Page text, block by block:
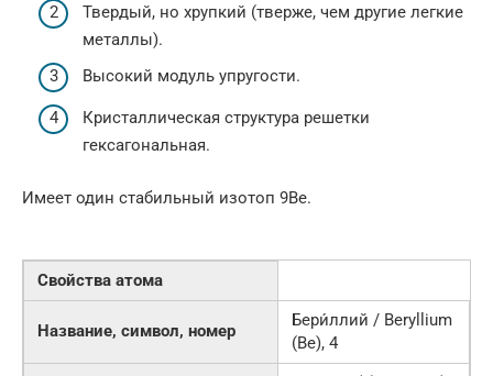
Твердый, но хрупкий (тверже, чем другие легкие
металлы).
Высокий модуль упругости.
Кристаллическая структура решетки
гексагональная.
Имеет один стабильный изотоп 9Be.
Свойства атома
Название, символ, номер
Бери́ллий / Beryllium
(Be), 4